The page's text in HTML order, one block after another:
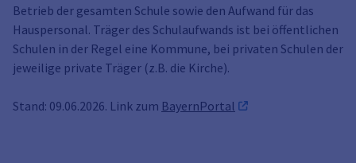
Betrieb der gesamten Schule sowie den Aufwand für das
Hauspersonal. Träger des Schulaufwands ist bei öffentlichen
Schulen in der Regel eine Kommune, bei privaten Schulen der
jeweilige private Träger (z.B. die Kirche).
Stand: 09.06.2026. Link zum BayernPortal